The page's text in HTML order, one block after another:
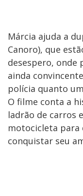
Márcia ajuda a
Canoro), que
desespero, onde
ainda
polícia quanto
O filme conta a
ladrão de carros
motocicleta para
conquistar seu